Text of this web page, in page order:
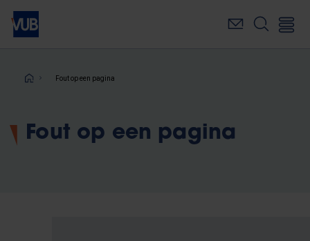
Overslaan
naar
inhoudKruimelpad
Fout op een pagina
Fout op een pagina